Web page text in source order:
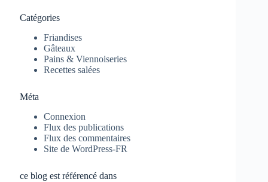
Catégories
Friandises
Gâteaux
Pains & Viennoiseries
Recettes salées
Méta
Connexion
Flux des publications
Flux des commentaires
Site de WordPress-FR
ce blog est référencé dans